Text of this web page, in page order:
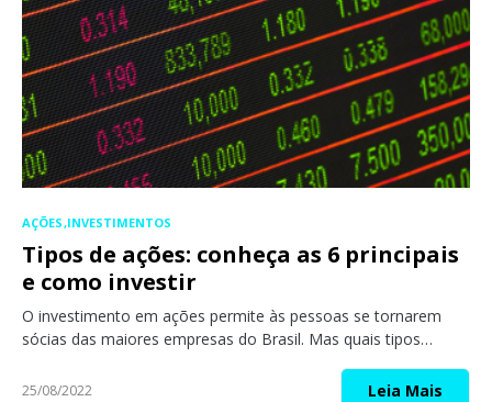
AÇÕES INVESTIMENTOS
Tipos de ações: conheça as 6 principais
e como investir
O investimento em ações permite às pessoas se tornarem
sócias das maiores empresas do Brasil. Mas quais tipos…
25/08/2022 Leia Mais